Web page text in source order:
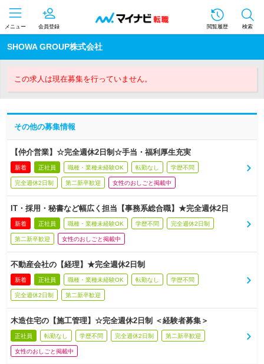
メニュー 会員登録 閲覧履歴 検索
SHOWA GROUP株式会社
この求人は現在募集を行っていません。
その他の募集情報
【仲介営業】☆完全週休2日制☆手当・福利厚生充実
新着 正社員 職種・業種未経験OK 転勤なし 学歴不問
完全週休2日制 第二新卒歓迎 女性のおしごと掲載中
IT・採用・秘書など幅広く担当【事務系総合職】★完全週休2日
新着 正社員 職種・業種未経験OK 学歴不問 完全週休2日制
第二新卒歓迎 女性のおしごと掲載中
不動産会社の【経理】★完全週休2日制
新着 正社員 職種・業種未経験OK 転勤なし 学歴不問
完全週休2日制 第二新卒歓迎
木造住宅の【施工管理】☆完全週休2日制 ＜経験者募集＞
正社員 転勤なし 学歴不問 完全週休2日制 第二新卒歓迎
女性のおしごと掲載中